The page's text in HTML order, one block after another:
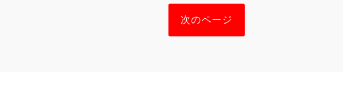
次のページ